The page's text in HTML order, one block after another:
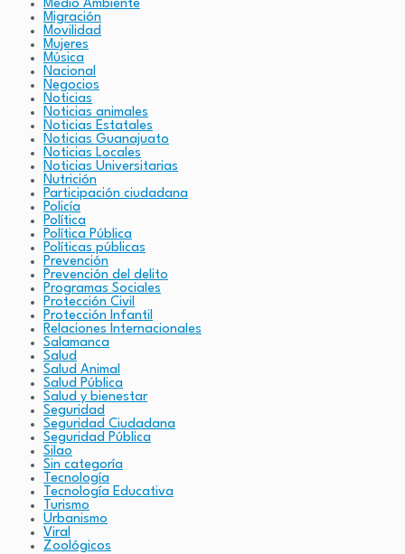
Medio Ambiente
Migración
Movilidad
Mujeres
Música
Nacional
Negocios
Noticias
Noticias animales
Noticias Estatales
Noticias Guanajuato
Noticias Locales
Noticias Universitarias
Nutrición
Participación ciudadana
Policía
Política
Política Pública
Políticas públicas
Prevención
Prevención del delito
Programas Sociales
Protección Civil
Protección Infantil
Relaciones Internacionales
Salamanca
Salud
Salud Animal
Salud Pública
Salud y bienestar
Seguridad
Seguridad Ciudadana
Seguridad Pública
Silao
Sin categoría
Tecnología
Tecnología Educativa
Turismo
Urbanismo
Viral
Zoológicos